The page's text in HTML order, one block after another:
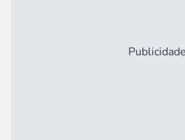
Publicidade